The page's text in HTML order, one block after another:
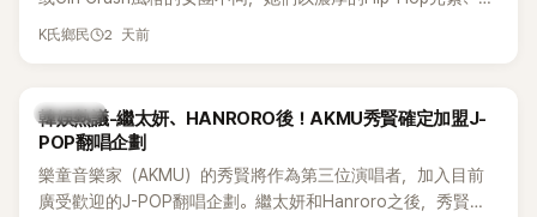
創Rap及成員親自參與創作為特色，MV也融入美式街頭、塗
為第五代女團中極具辨識度的新生代代表之一。
K氏鄉民 2 天前
熱議討論
韓娛熱議-繼太妍、HANRORO後！AKMU秀賢確定加盟J-
POP翻唱企劃
樂童音樂家（AKMU）的秀賢將作為第三位演唱者，加入目前
廣受歡迎的J-POP翻唱企劃。繼太妍和Hanroro之後，秀賢已